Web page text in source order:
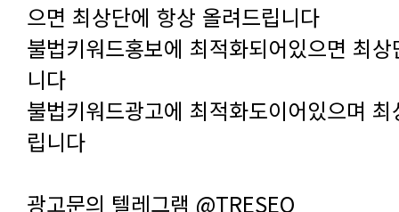
으면 최상단에 항상 올려드립니다
니다
립니다
광고문의 텔레그램 @TRESEO